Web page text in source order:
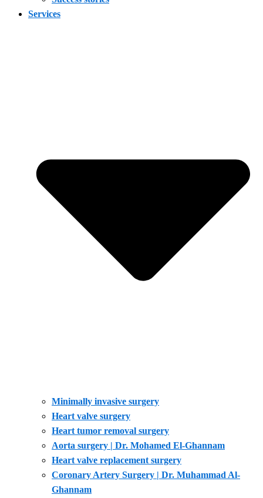
Services
Minimally invasive surgery
Heart valve surgery
Heart tumor removal surgery
Aorta surgery | Dr. Mohamed El-Ghannam
Heart valve replacement surgery
Coronary Artery Surgery | Dr. Muhammad Al-
Ghannam